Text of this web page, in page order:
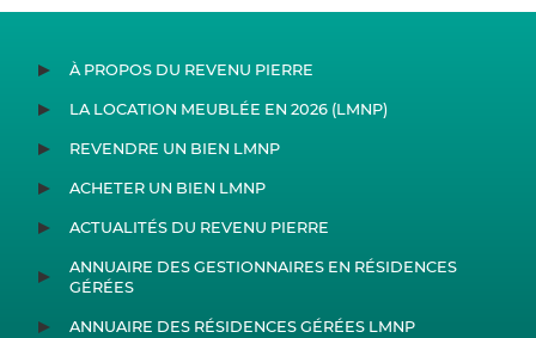
À PROPOS DU REVENU PIERRE
LA LOCATION MEUBLÉE EN 2026 (LMNP)
REVENDRE UN BIEN LMNP
ACHETER UN BIEN LMNP
ACTUALITÉS DU REVENU PIERRE
ANNUAIRE DES GESTIONNAIRES EN RÉSIDENCES
GÉRÉES
ANNUAIRE DES RÉSIDENCES GÉRÉES LMNP